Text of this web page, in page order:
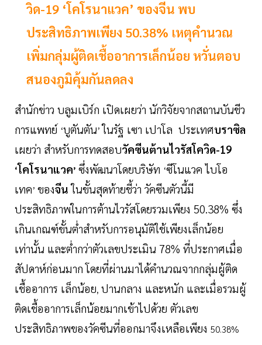
วิด-19 ‘โคโรนาแวค’ ของจีน พบ
ประสิทธิภาพเพียง 50.38% เหตุคำนวณ
เพิ่มกลุ่มผู้ติดเชื้ออาการเล็กน้อย หวั่นตอบ
สนองภูมิคุ้มกันลดลง
สำนักข่าว บลูมเบิร์ก เปิดเผยว่า นักวิจัยจากสถานบันชีว
การแพทย์ ‘บูตันตัน’ ในรัฐ เซา เปาโล ประเทศบราซิล
เผยว่า สำหรับการทดสอบวัคซีนต้านไวรัสโควิด-19
‘โคโรนาแวค’ ซึ่งพัฒนาโดยบริษัท ‘ซีโนแวค ไบโอ
เทค’ ของจีนในขั้นสุดท้ายชี้ว่า วัคซีนตัวนี้มี
ประสิทธิภาพในการต้านไวรัสโดยรวมเพียง 50.38% ซึ่ง
เกินเกณฑ์ขั้นต่ำสำหรับการอนุมัติใช้เพียงเล็กน้อย
เท่านั้น และต่ำกว่าตัวเลขประเมิน 78% ที่ประกาศเมื่อ
สัปดาห์ก่อนมาก โดยที่ผ่านมาได้คำนวณจากกลุ่มผู้ติด
เชื้ออาการ เล็กน้อย, ปานกลาง และหนัก และเมื่อรวมผู้
ติดเชื้ออาการเล็กน้อยมากเข้าไปด้วย ตัวเลข
ประสิทธิภาพของวัคซีนที่ออกมาจึงเหลือเพียง 50.38%